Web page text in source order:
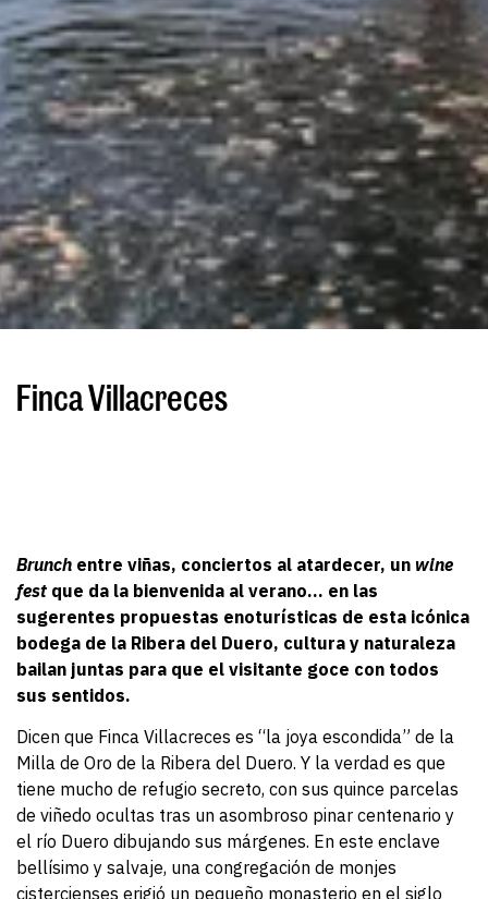
Finca Villacreces
Brunch entre viñas, conciertos al atardecer, un wine
fest que da la bienvenida al verano… en las
sugerentes propuestas enoturísticas de esta icónica
bodega de la Ribera del Duero, cultura y naturaleza
bailan juntas para que el visitante goce con todos
sus sentidos.
Dicen que Finca Villacreces es “la joya escondida” de la
Milla de Oro de la Ribera del Duero. Y la verdad es que
tiene mucho de refugio secreto, con sus quince parcelas
de viñedo ocultas tras un asombroso pinar centenario y
el río Duero dibujando sus márgenes. En este enclave
bellísimo y salvaje, una congregación de monjes
cistercienses erigió un pequeño monasterio en el siglo